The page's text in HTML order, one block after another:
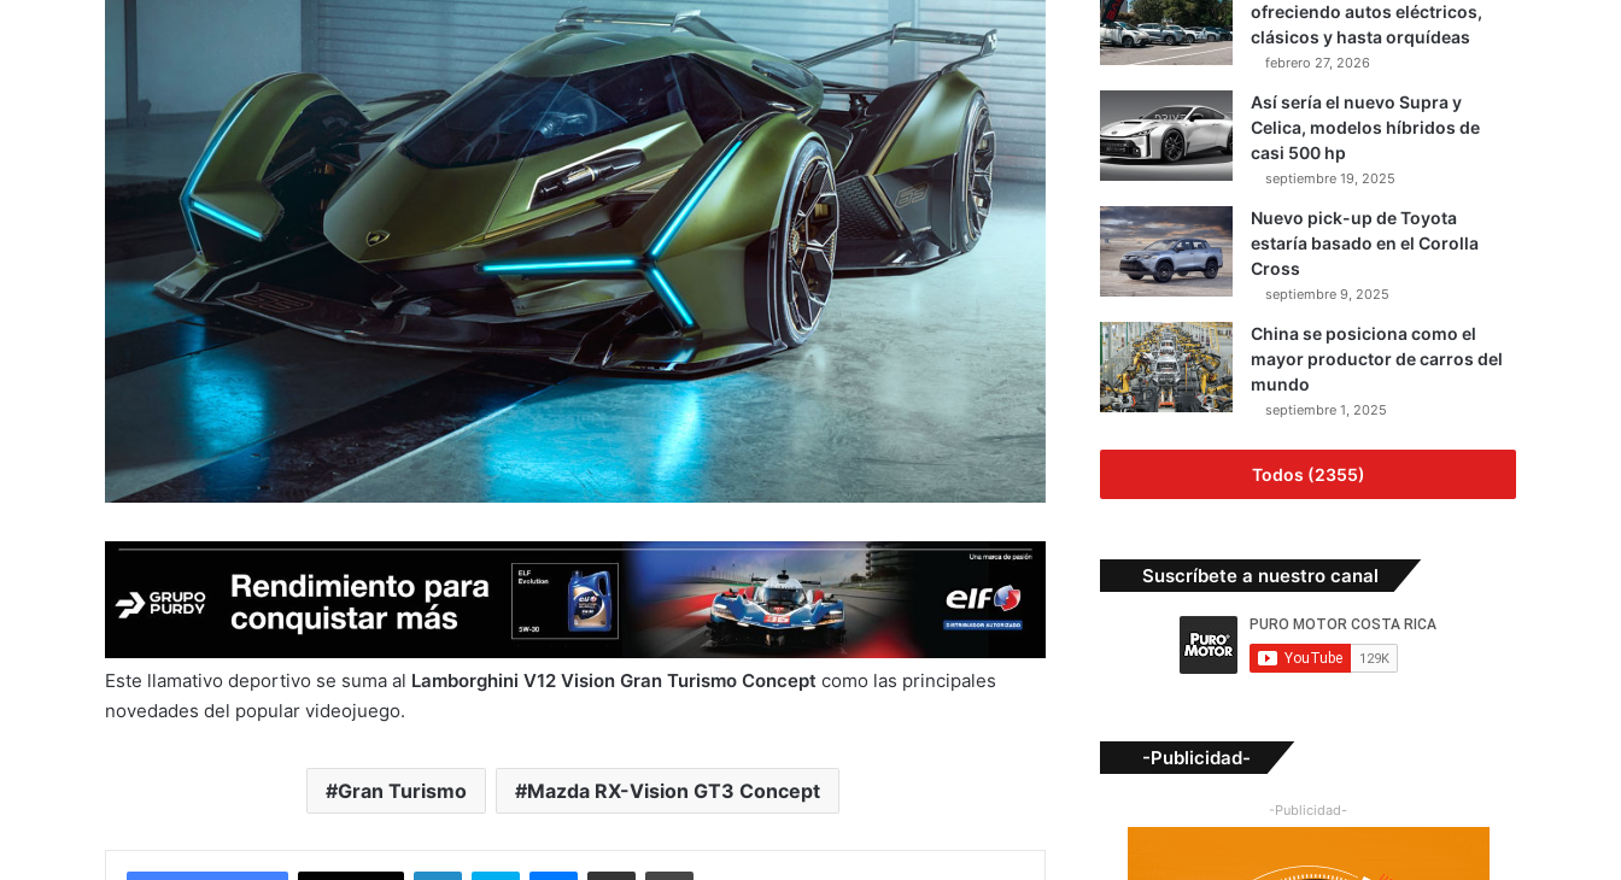
Este llamativo deportivo se suma al Lamborghini V12 Vision Gran Turismo Concept como las principales
novedades del popular videojuego.
Gran Turismo Mazda RX-Vision GT3 Concept
ofreciendo autos eléctricos,
clásicos y hasta orquídeas
febrero 27, 2026
Así sería el nuevo Supra y
Celica, modelos híbridos de
casi 500 hp
septiembre 19, 2025
Nuevo pick-up de Toyota
estaría basado en el Corolla
Cross
septiembre 9, 2025
China se posiciona como el
mayor productor de carros del
mundo
septiembre 1, 2025
Todos (2355)
Suscríbete a nuestro canal
-Publicidad-
-Publicidad-